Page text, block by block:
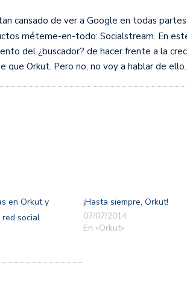
cansado de ver a Google en todas
méteme-en-todo: Socialstream. En
del ¿buscador? de hacer frente a la
que Orkut. Pero no, no voy a hablar de ello.
en Orkut y
red social
¡Hasta siempre, Orkut!
07/07/2014
En «Orkut»